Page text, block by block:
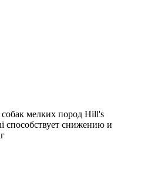
мелких пород Hill's
способствует снижению и